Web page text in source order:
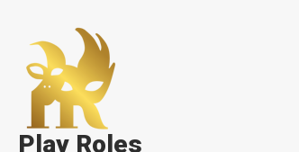
Условия
Условия Бронирования
Play Roles